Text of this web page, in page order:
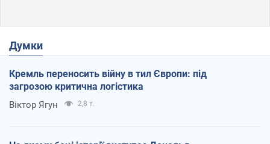
Думки
Кремль переносить війну в тил Європи: під
загрозою критична логістика
Віктор Ягун 2,8 т.